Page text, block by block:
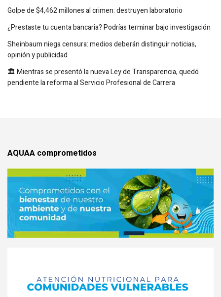
Golpe de $4,462 millones al crimen: destruyen laboratorio
¿Prestaste tu cuenta bancaria? Podrías terminar bajo investigación
Sheinbaum niega censura: medios deberán distinguir noticias,
opinión y publicidad
🏛️ Mientras se presentó la nueva Ley de Transparencia, quedó
pendiente la reforma al Servicio Profesional de Carrera
AQUAA comprometidos